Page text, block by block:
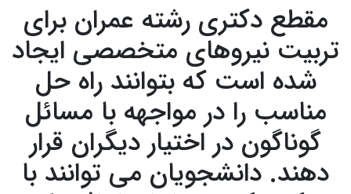
مقطع دکتری رشته عمران برای
تربیت نیروهای متخصصی ایجاد
شده است که بتوانند راه حل
مناسب را در مواجهه با مسائل
گوناگون در اختیار دیگران قرار
دهند. دانشجویان می توانند با